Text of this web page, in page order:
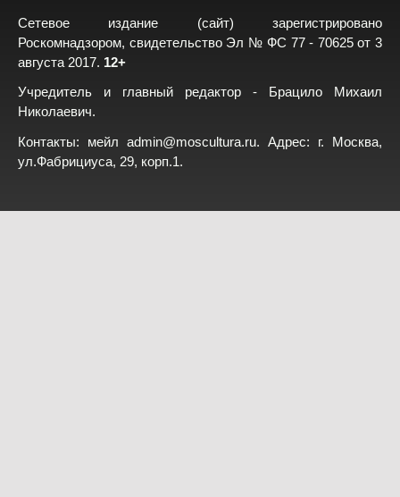
Сетевое издание (сайт) зарегистрировано
Роскомнадзором, свидетельство Эл № ФС 77 - 70625 от 3
августа 2017. 12+
Учредитель и главный редактор - Брацило Михаил
Николаевич.
Контакты: мейл admin@moscultura.ru. Адрес: г. Москва,
ул.Фабрициуса, 29, корп.1.